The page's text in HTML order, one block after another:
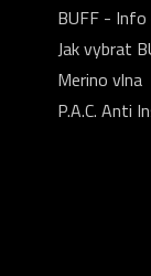
BUFF - Info
Jak vybrat
Merino vlna
P.A.C. Anti